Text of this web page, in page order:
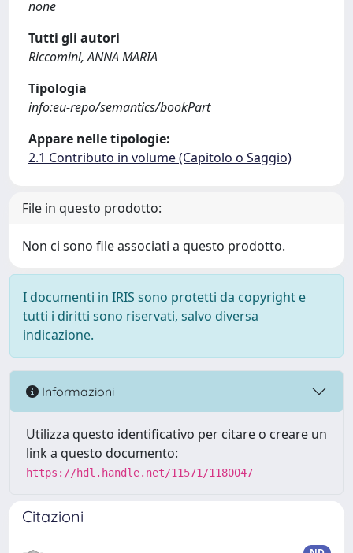
none
Tutti gli autori
Riccomini, ANNA MARIA
Tipologia
info:eu-repo/semantics/bookPart
Appare nelle tipologie:
2.1 Contributo in volume (Capitolo o Saggio)
File in questo prodotto:
Non ci sono file associati a questo prodotto.
I documenti in IRIS sono protetti da copyright e
tutti i diritti sono riservati, salvo diversa
indicazione.
Informazioni
Utilizza questo identificativo per citare o creare un
link a questo documento:
https://hdl.handle.net/11571/1180047
Citazioni